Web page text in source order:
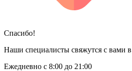
Спасибо!
Наши специалисты свяжутся с вами
Ежедневно с 8:00 до 21:00